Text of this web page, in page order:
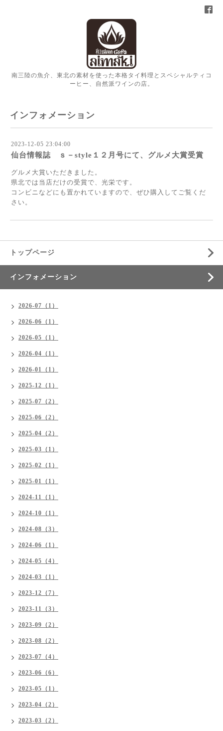
南三陸の魚介、東北の素材を使った本格タイ料理とスペシャルティコ
ーヒー、自然派ワインの店。
インフォメーション
2023-12-05 23:04:00
仙台情報誌 ｓ－style１２月号にて、グルメ大賞受賞
グルメ大賞いただきました。
県北では当店だけの受賞で、光栄です。
コンビニなどにも置かれていますので、ぜひ購入してご覧くだ
さい。
トップページ
インフォメーション
2026-07（1）
2026-06（1）
2026-05（1）
2026-04（1）
2026-01（1）
2025-12（1）
2025-07（2）
2025-06（2）
2025-04（2）
2025-03（1）
2025-02（1）
2025-01（1）
2024-11（1）
2024-10（1）
2024-08（3）
2024-06（1）
2024-05（4）
2024-03（1）
2023-12（7）
2023-11（3）
2023-09（2）
2023-08（2）
2023-07（4）
2023-06（6）
2023-05（1）
2023-04（2）
2023-03（2）